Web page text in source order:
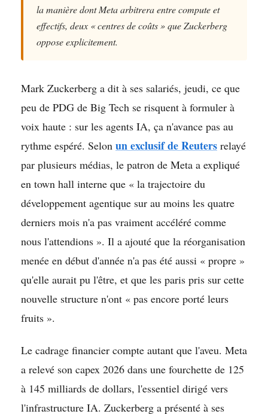
la manière dont Meta arbitrera entre compute et
effectifs, deux « centres de coûts » que Zuckerberg
oppose explicitement.
Mark Zuckerberg a dit à ses salariés, jeudi, ce que
peu de PDG de Big Tech se risquent à formuler à
voix haute : sur les agents IA, ça n'avance pas au
rythme espéré. Selon un exclusif de Reuters relayé
par plusieurs médias, le patron de Meta a expliqué
en town hall interne que « la trajectoire du
développement agentique sur au moins les quatre
derniers mois n'a pas vraiment accéléré comme
nous l'attendions ». Il a ajouté que la réorganisation
menée en début d'année n'a pas été aussi « propre »
qu'elle aurait pu l'être, et que les paris pris sur cette
nouvelle structure n'ont « pas encore porté leurs
fruits ».
Le cadrage financier compte autant que l'aveu. Meta
a relevé son capex 2026 dans une fourchette de 125
à 145 milliards de dollars, l'essentiel dirigé vers
l'infrastructure IA. Zuckerberg a présenté à ses